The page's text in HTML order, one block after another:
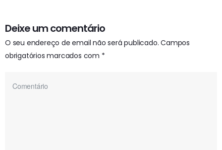
Deixe um comentário
O seu endereço de email não será publicado. Campos
obrigatórios marcados com *